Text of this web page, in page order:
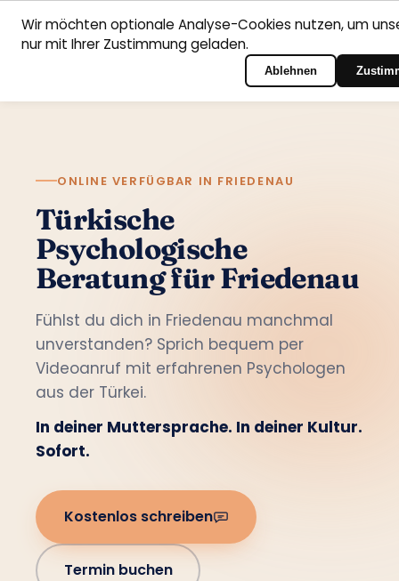
StartseiteFachbereichePsychologen
Deutsch Zum Portal-Login
ONLINE VERFÜGBAR IN FRIEDENAU
Türkische
Psychologische
Beratung für Friedenau
Fühlst du dich in Friedenau manchmal
unverstanden? Sprich bequem per
Videoanruf mit erfahrenen Psychologen
aus der Türkei.
In deiner Muttersprache. In deiner Kultur.
Sofort.
Kostenlos schreiben
Termin buchen
Wir möchten optionale Analyse-Cookies nutzen, um
nur mit Ihrer Zustimmung geladen.
Ablehnen